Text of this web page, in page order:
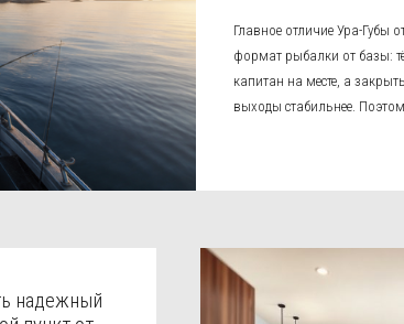
Главное отличие Ура-Губы
формат рыбалки от базы:
капитан на месте, а
выходы стабильнее.
надежный